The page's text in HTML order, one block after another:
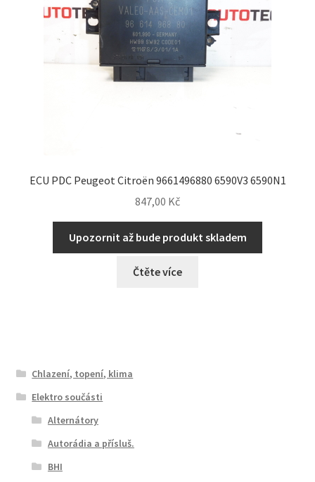
ECU PDC Peugeot Citroën 9661496880 6590V3 6590N1
847,00 Kč
Upozornit až bude produkt skladem
Čtěte více
Chlazení, topení, klima
Elektro součásti
Alternátory
Autorádia a přísluš.
BHI